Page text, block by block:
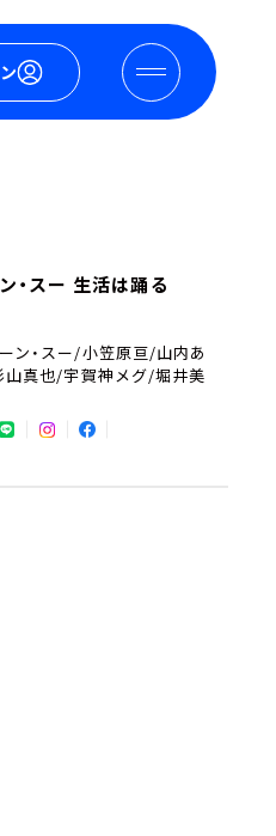
・スー 生活は踊る
ン・スー/小笠原亘/山内あ
山真也/宇賀神メグ/堀井美